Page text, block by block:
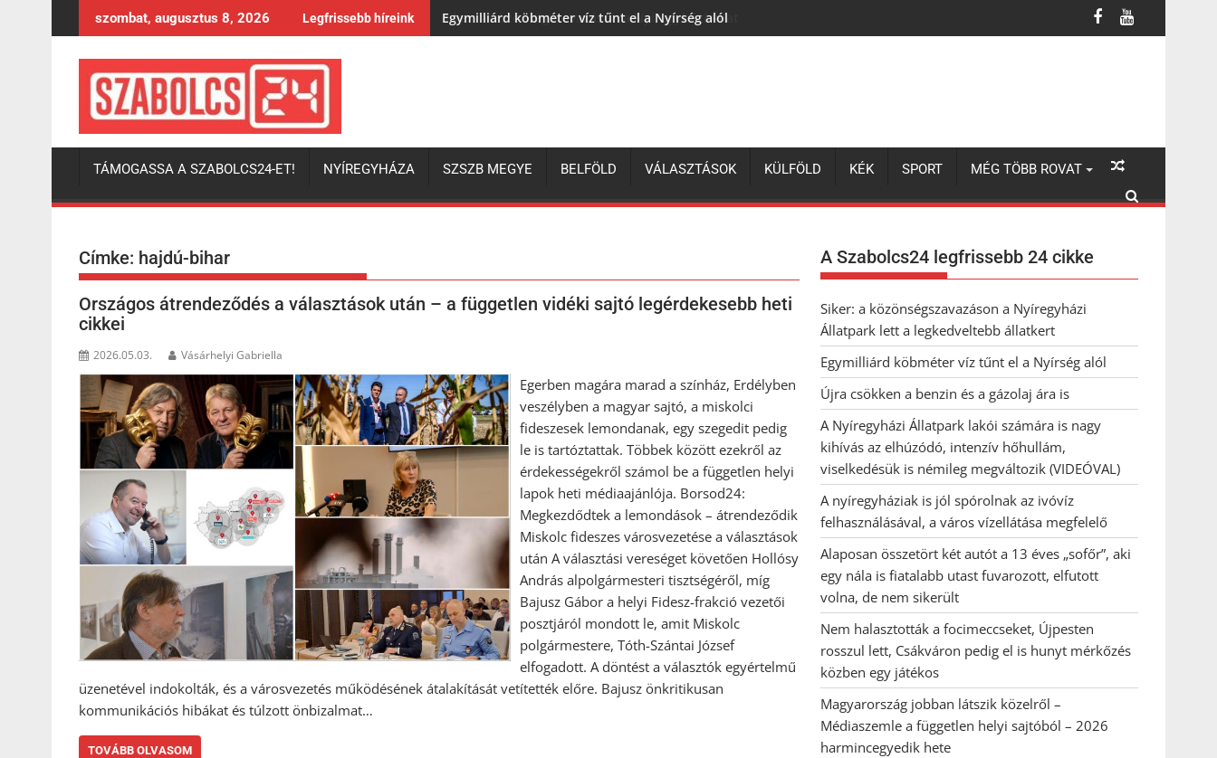
to
szombat, augusztus 8, 2026 Legfrissebb híreink Egymilliárd köbméter víz tűnt el a Nyírség alól
TÁMOGASSA A SZABOLCS24-ET! NYÍREGYHÁZA SZSZB MEGYE BELFÖLD VÁLASZTÁSOK KÜLFÖLD KÉK SPORT MÉG TÖBB ROVAT
Címke: hajdú-bihar
Országos átrendeződés a választások után – a független vidéki sajtó legérdekesebb heti
cikkei
2026.05.03. Vásárhelyi Gabriella
Egerben magára marad a színház, Erdélyben
veszélyben a magyar sajtó, a miskolci
fideszesek lemondanak, egy szegedit pedig
le is tartóztattak. Többek között ezekről az
érdekességekről számol be a független helyi
lapok heti médiaajánlója. Borsod24:
Megkezdődtek a lemondások – átrendeződik
Miskolc fideszes városvezetése a választások
után A választási vereséget követően Hollósy
András alpolgármesteri tisztségéről, míg
Bajusz Gábor a helyi Fidesz-frakció vezetői
posztjáról mondott le, amit Miskolc
polgármestere, Tóth-Szántai József
elfogadott. A döntést a választók egyértelmű
üzenetével indokolták, és a városvezetés működésének átalakítását vetítették előre. Bajusz önkritikusan
kommunikációs hibákat és túlzott önbizalmat…
TOVÁBB OLVASOM
A Szabolcs24 legfrissebb 24 cikke
Siker: a közönségszavazáson a Nyíregyházi
Állatpark lett a legkedveltebb állatkert
Egymilliárd köbméter víz tűnt el a Nyírség alól
Újra csökken a benzin és a gázolaj ára is
A Nyíregyházi Állatpark lakói számára is nagy
kihívás az elhúzódó, intenzív hőhullám,
viselkedésük is némileg megváltozik (VIDEÓVAL)
A nyíregyháziak is jól spórolnak az ivóvíz
felhasználásával, a város vízellátása megfelelő
Alaposan összetört két autót a 13 éves „sofőr”, aki
egy nála is fiatalabb utast fuvarozott, elfutott
volna, de nem sikerült
Nem halasztották a focimeccseket, Újpesten
rosszul lett, Csákváron pedig el is hunyt mérkőzés
közben egy játékos
Magyarország jobban látszik közelről –
Médiaszemle a független helyi sajtóból – 2026
harmincegyedik hete